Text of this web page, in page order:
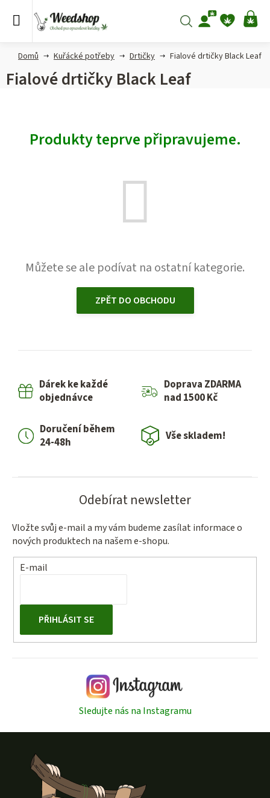
Hledat
Domů Kuřácké potřeby Drtičky Fialové drtičky Black Leaf
Fialové drtičky Black Leaf
Produkty teprve připravujeme.
Můžete se ale podívat na ostatní kategorie.
ZPĚT DO OBCHODU
Dárek ke každé
objednávce
Doprava ZDARMA
nad 1500 Kč
Doručení během
24-48h
Vše skladem!
Odebírat newsletter
Vložte svůj e-mail a my vám budeme zasílat informace o
nových produktech na našem e-shopu.
E-mail
PŘIHLÁSIT SE
Sledujte nás na Instagramu